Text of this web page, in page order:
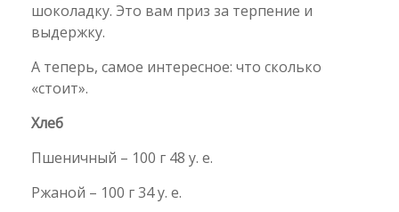
шоколадку. Это вам приз за терпение и
выдержку.
А теперь, самое интересное: что сколько
«стоит».
Хлеб
Пшеничный – 100 г 48 у. е.
Ржаной – 100 г 34 у. е.